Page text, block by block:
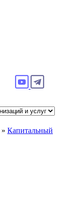
» Капитальный